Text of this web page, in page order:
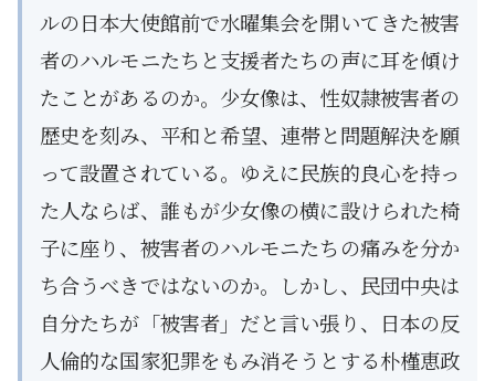
ルの日本大使館前で水曜集会を開いてきた被害
者のハルモニたちと支援者たちの声に耳を傾け
たことがあるのか。少女像は、性奴隷被害者の
歴史を刻み、平和と希望、連帯と問題解決を願
って設置されている。ゆえに民族的良心を持っ
た人ならば、誰もが少女像の横に設けられた椅
子に座り、被害者のハルモニたちの痛みを分か
ち合うべきではないのか。しかし、民団中央は
自分たちが「被害者」だと言い張り、日本の反
人倫的な国家犯罪をもみ消そうとする朴槿恵政